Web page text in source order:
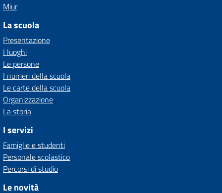
Miur
La scuola
Presentazione
I luoghi
Le persone
I numeri della scuola
Le carte della scuola
Organizzazione
La storia
I servizi
Famiglie e studenti
Personale scolastico
Percorsi di studio
Le novità